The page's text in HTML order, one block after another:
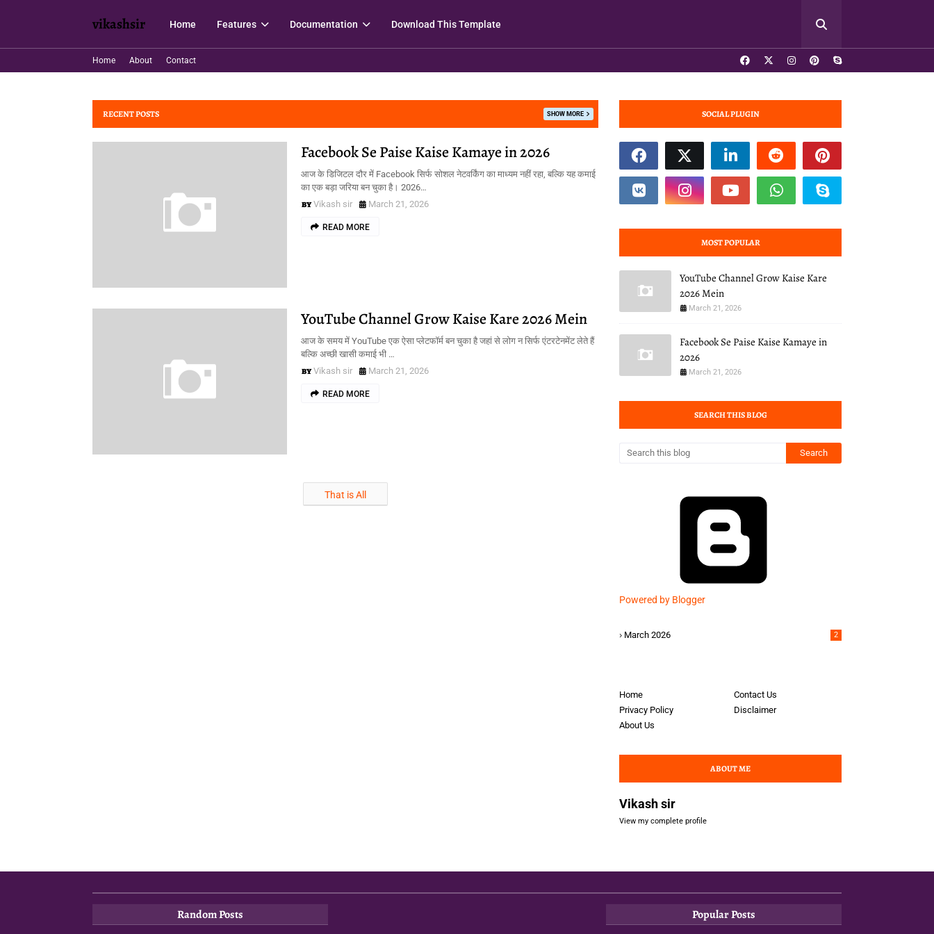
vikashsir Home Features Documentation Download This Template
Home About Contact
RECENT POSTS SHOW MORE
Facebook Se Paise Kaise Kamaye in 2026
आज के डिजिटल दौर में Facebook सिर्फ सोशल नेटवर्किंग का माध्यम नहीं रहा, बल्कि यह कमाई
का एक बड़ा जरिया बन चुका है। 2026…
Vikash sir
March 21, 2026
READ MORE
YouTube Channel Grow Kaise Kare 2026 Mein
आज के समय में YouTube एक ऐसा प्लेटफॉर्म बन चुका है जहां से लोग न सिर्फ एंटरटेनमेंट लेते हैं
बल्कि अच्छी खासी कमाई भी …
Vikash sir
March 21, 2026
READ MORE
That is All
SOCIAL PLUGIN
MOST POPULAR
YouTube Channel Grow Kaise Kare
2026 Mein
March 21, 2026
Facebook Se Paise Kaise Kamaye in
2026
March 21, 2026
SEARCH THIS BLOG
Powered by Blogger
March 2026 2
Home
Contact Us
Privacy Policy
Disclaimer
About Us
ABOUT ME
Vikash sir
View my complete profile
Random Posts Popular Posts